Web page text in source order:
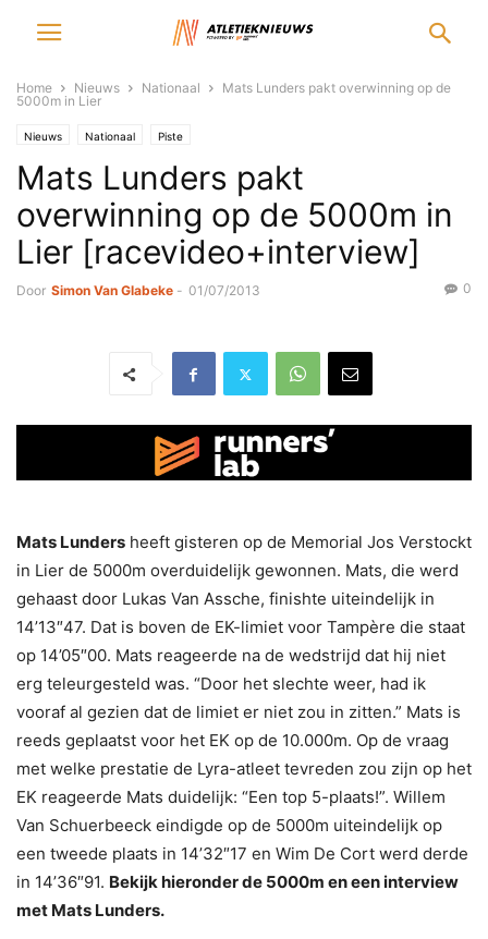
Home Nieuws Nationaal
Mats Lunders pakt overwinning op de
5000m in Lier
Nieuws Nationaal Piste
Mats Lunders pakt
overwinning op de 5000m in
Lier [racevideo+interview]
Door Simon Van Glabeke - 01/07/2013 0
Mats Lunders heeft gisteren op de Memorial Jos Verstockt
in Lier de 5000m overduidelijk gewonnen. Mats, die werd
gehaast door Lukas Van Assche, finishte uiteindelijk in
14’13″47. Dat is boven de EK-limiet voor Tampère die staat
op 14’05″00. Mats reageerde na de wedstrijd dat hij niet
erg teleurgesteld was. “Door het slechte weer, had ik
vooraf al gezien dat de limiet er niet zou in zitten.” Mats is
reeds geplaatst voor het EK op de 10.000m. Op de vraag
met welke prestatie de Lyra-atleet tevreden zou zijn op het
EK reageerde Mats duidelijk: “Een top 5-plaats!”. Willem
Van Schuerbeeck eindigde op de 5000m uiteindelijk op
een tweede plaats in 14’32″17 en Wim De Cort werd derde
in 14’36″91. Bekijk hieronder de 5000m en een interview
met Mats Lunders.